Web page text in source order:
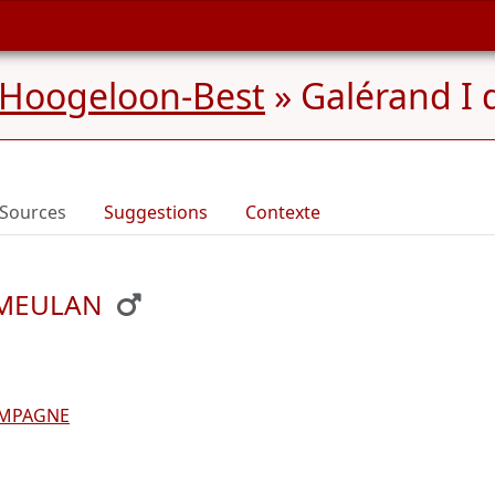
Best » Galérand I
Sources Suggestions Contexte